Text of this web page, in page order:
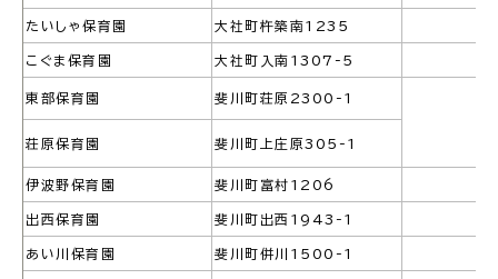
くらしの便利情報 子育て便利帳
ごみ出しおたすけア
プリ
各種申請書・様式ダ
ウンロード
たいしゃ保育園 大社町杵築南1235
こぐま保育園 大社町入南1307-5
東部保育園 斐川町荘原2300-1
荘原保育園 斐川町上庄原305-1
伊波野保育園 斐川町富村1206
出西保育園 斐川町出西1943‐1
あい川保育園 斐川町併川1500-1